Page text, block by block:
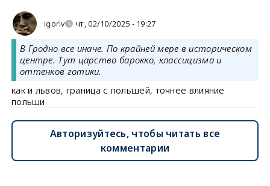
igorlv чт, 02/10/2025 - 19:27
В Гродно все иначе. По крайней мере в историческом
центре. Тут царство барокко, классицизма и
оттенков готики.
как и львов, граница с польшей, точнее влияние
польши
Авторизуйтесь, чтобы читать все
комментарии